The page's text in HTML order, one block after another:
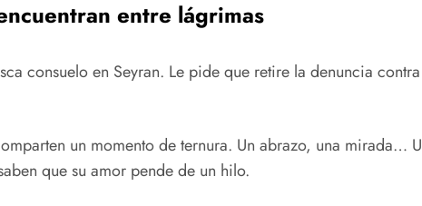
entre lágrimas
consuelo en Seyran. Le pide que retire la denuncia
un momento de ternura. Un abrazo, una mirada…
que su amor pende de un hilo.